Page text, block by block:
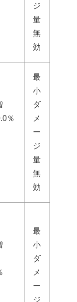
ジ
量
無
効
％
最
小
ダ
メ
ー
ジ
量
無
効
最
小
ダ
メ
ー
ジ